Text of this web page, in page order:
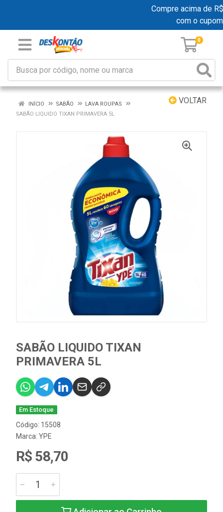
Compre acima de
com o cupom
0
VOLTAR
INÍCIO SABÃO
LAVA ROUPAS
SABÃO LIQUIDO TIXAN PRIMAVERA 5L
SABÃO LIQUIDO TIXAN
PRIMAVERA 5L
Em Estoque
Código: 15508
Marca: YPE
R$ 58,70